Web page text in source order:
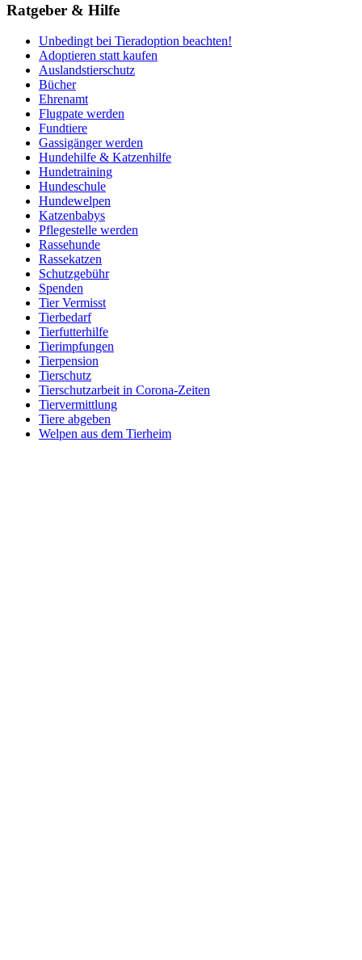
Ratgeber & Hilfe
Unbedingt bei Tieradoption beachten!
Adoptieren statt kaufen
Auslandstierschutz
Bücher
Ehrenamt
Flugpate werden
Fundtiere
Gassigänger werden
Hundehilfe & Katzenhilfe
Hundetraining
Hundeschule
Hundewelpen
Katzenbabys
Pflegestelle werden
Rassehunde
Rassekatzen
Schutzgebühr
Spenden
Tier Vermisst
Tierbedarf
Tierfutterhilfe
Tierimpfungen
Tierpension
Tierschutz
Tierschutzarbeit in Corona-Zeiten
Tiervermittlung
Tiere abgeben
Welpen aus dem Tierheim